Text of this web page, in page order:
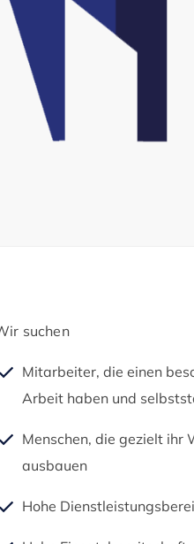
suchen
Mitarbeiter, die einen
Arbeit haben und
Menschen, die gezielt ihr
ausbauen
Hohe